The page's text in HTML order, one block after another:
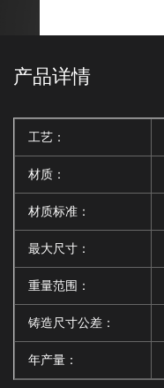
产品详情
工艺：
材质：
材质标准：
最大尺寸：
重量范围：
铸造尺寸公差：
年产量：